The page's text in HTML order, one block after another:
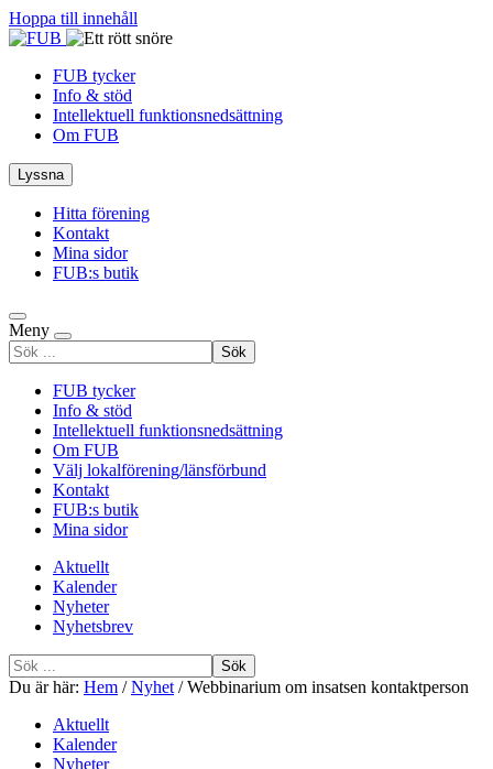
Hoppa till innehåll
FUB tycker
Info & stöd
Intellektuell funktionsnedsättning
Om FUB
Lyssna
Hitta förening
Kontakt
Mina sidor
FUB:s butik
Meny
Sök
efter
FUB tycker
Info & stöd
Intellektuell funktionsnedsättning
Om FUB
Välj lokalförening/länsförbund
Kontakt
FUB:s butik
Mina sidor
Aktuellt
Kalender
Nyheter
Nyhetsbrev
Sök
efter
Du är här: Hem /Nyhet /Webbinarium om insatsen kontaktperson
Aktuellt
Kalender
Nyheter